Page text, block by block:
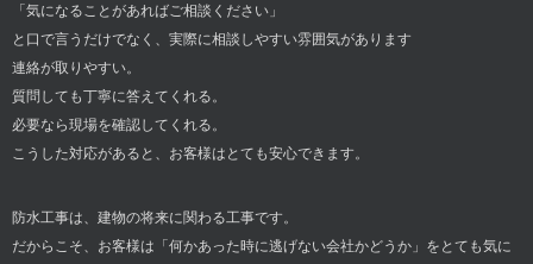
「気になることがあればご相談ください」
と口で言うだけでなく、実際に相談しやすい雰囲気があります
連絡が取りやすい。
質問しても丁寧に答えてくれる。
必要なら現場を確認してくれる。
こうした対応があると、お客様はとても安心できます。
防水工事は、建物の将来に関わる工事です。
だからこそ、お客様は「何かあった時に逃げない会社かどうか」をとても気に